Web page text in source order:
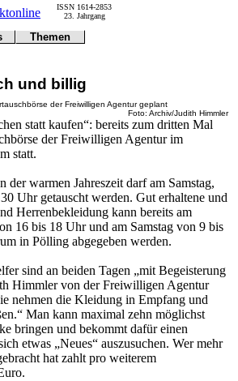
und billig
der Freiwilligen Agentur geplant
Foto: Archiv/Judith Himmler
statt kaufen“: bereits zum dritten Mal
der Freiwilligen Agentur im
statt.
der warmen Jahreszeit darf am Samstag,
Uhr getauscht werden. Gut erhaltene und
Herrenbekleidung kann bereits am
16 bis 18 Uhr und am Samstag von 9 bis
in Pölling abgegeben werden.
sind an beiden Tagen „mit Begeisterung
Himmler von der Freiwilligen Agentur
nehmen die Kleidung in Empfang und
Man kann maximal zehn möglichst
bringen und bekommt dafür einen
etwas „Neues“ auszusuchen. Wer mehr
hat zahlt pro weiterem
ISSN 1614-2853
23. Jahrgang
Themen
Gericht
Online
Tipps
@NM
Freizeit
Leute
Tiere
Schule